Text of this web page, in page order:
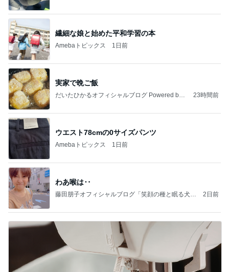
繊細な娘と始めた平和学習の本
Amebaトピックス 1日前
実家で晩ご飯
だいたひかるオフィシャルブログ Powered by
23時間前
ウエスト78cmの0サイズパンツ
Amebaトピックス 1日前
わあ喉は‥
藤田朋子オフィシャルブログ「笑顔の種と眠る犬」
2日前